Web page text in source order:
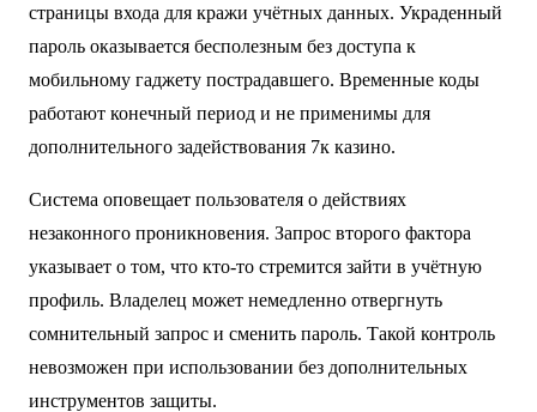
страницы входа для кражи учётных данных. Украденный
пароль оказывается бесполезным без доступа к
мобильному гаджету пострадавшего. Временные коды
работают конечный период и не применимы для
дополнительного задействования 7к казино.
Система оповещает пользователя о действиях
незаконного проникновения. Запрос второго фактора
указывает о том, что кто-то стремится зайти в учётную
профиль. Владелец может немедленно отвергнуть
сомнительный запрос и сменить пароль. Такой контроль
невозможен при использовании без дополнительных
инструментов защиты.